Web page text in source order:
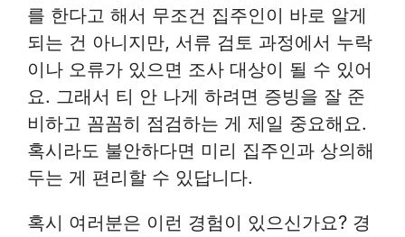
를 한다고 해서 무조건 집주인이 바로 알게
되는 건 아니지만, 서류 검토 과정에서 누락
이나 오류가 있으면 조사 대상이 될 수 있어
요. 그래서 티 안 나게 하려면 증빙을 잘 준
비하고 꼼꼼히 점검하는 게 제일 중요해요.
혹시라도 불안하다면 미리 집주인과 상의해
두는 게 편리할 수 있답니다.
혹시 여러분은 이런 경험이 있으신가요? 경